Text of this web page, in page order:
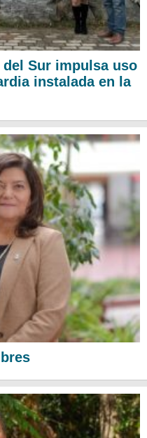
Sur impulsa uso
instalada en la